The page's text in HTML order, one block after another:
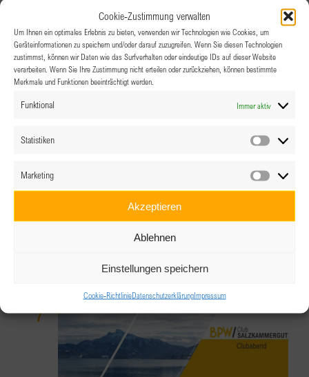
Cookie-Zustimmung verwalten
Um Ihnen ein optimales Erlebnis zu bieten, verwenden wir Technologien wie Cookies, um
Geräteinformationen zu speichern und/oder darauf zuzugreifen. Wenn Sie diesen Technologien
zustimmst, können wir Daten wie das Surfverhalten oder eindeutige IDs auf dieser Website
verarbeiten. Wenn Sie Ihre Zustimmung nicht erteilen oder zurückziehen, können bestimmte
Merkmale und Funktionen beeinträchtigt werden.
Funktional Immer aktiv
Statistiken
Marketing
Akzeptieren
Ablehnen
Einstellungen speichern
Cookie-RichtlinieDatenschutzerklärungImpressum
Mi.
6
D-A-CH BPW Spezial: Interkultureller
6.04.2022 @ 19:00-21:00 D-A-CH BPW
Spezial: Interkultureller Stammtisch
7